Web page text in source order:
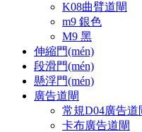
K08曲臂道閘
m9 銀色
M9 黑
伸縮門(mén)
段滑門(mén)
懸浮門(mén)
廣告道閘
常規D04廣告道
卡布廣告道閘